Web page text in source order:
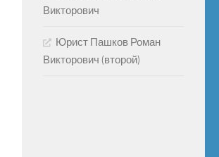
Викторович
Юрист Пашков Роман
Викторович (второй)